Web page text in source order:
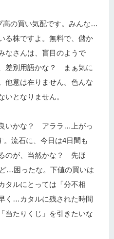
の買い気配です。みんな…
る株ですよ。無料で、儲か
なさんは、盲目のようで
差別用語かな？ まぁ気に
他意は在りません。色んな
いとなりません。
いかな？ アララ…上がっ
流石に、今日は4日間も
のが、当然かな？ 先ほ
…困ったな。下値の買いは
タルにとっては「分不相
く…カタルに残された時間
当たりくじ」を引きたいな